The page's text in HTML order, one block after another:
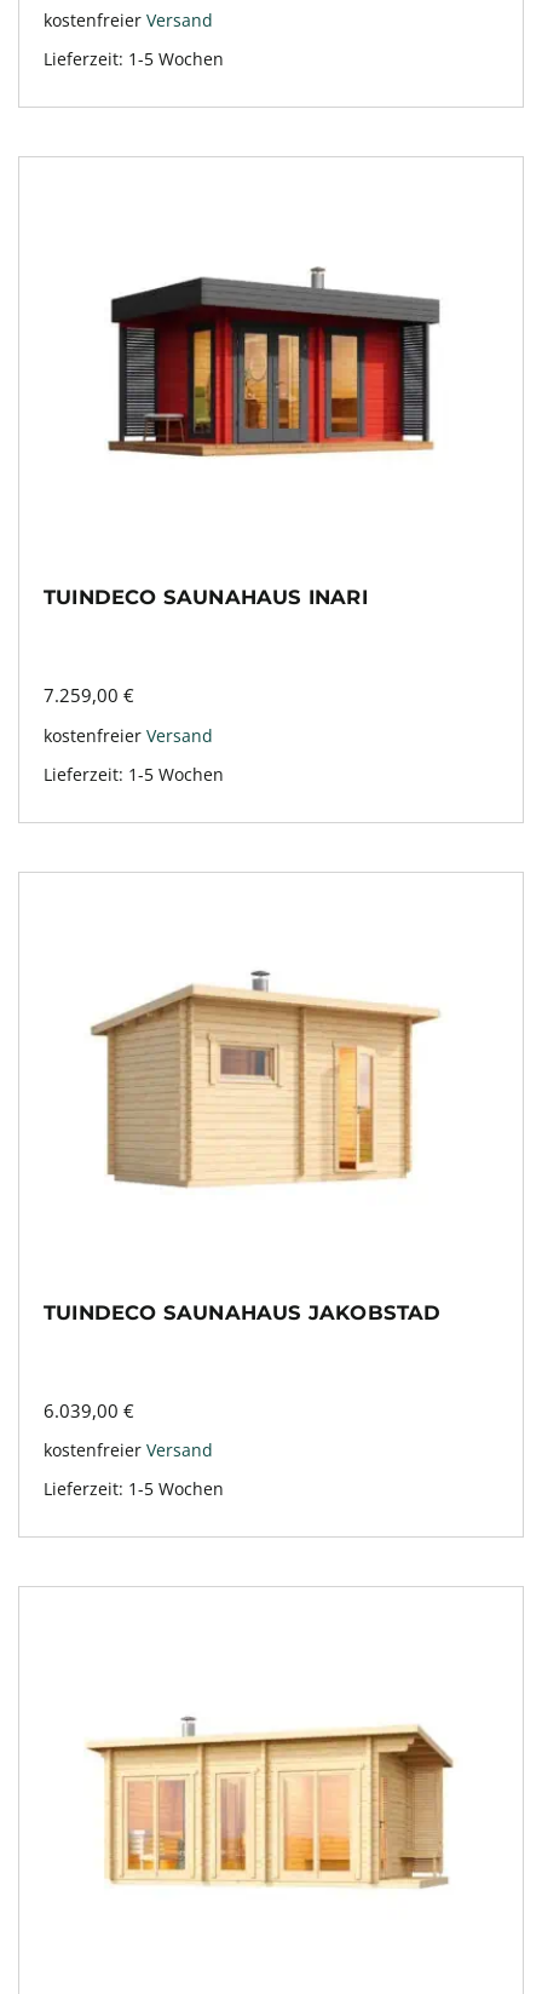
kostenfreier Versand
Lieferzeit: 1-5 Wochen
TUINDECO SAUNAHAUS INARI
7.259,00 €
kostenfreier Versand
Lieferzeit: 1-5 Wochen
TUINDECO SAUNAHAUS JAKOBSTAD
6.039,00 €
kostenfreier Versand
Lieferzeit: 1-5 Wochen